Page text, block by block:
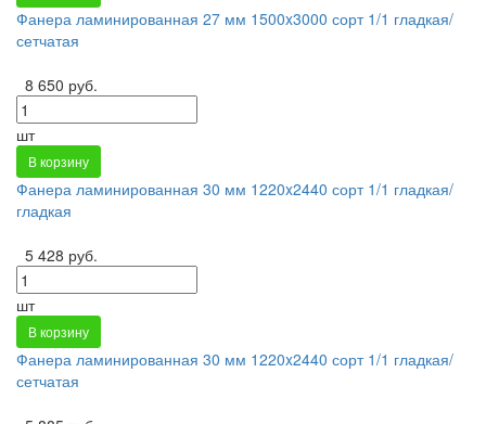
Фанера ламинированная 27 мм 1500x3000 сорт 1/1 гладкая/
сетчатая
8 650 руб.
шт
В корзину
Фанера ламинированная 30 мм 1220x2440 сорт 1/1 гладкая/
гладкая
5 428 руб.
шт
В корзину
Фанера ламинированная 30 мм 1220x2440 сорт 1/1 гладкая/
сетчатая